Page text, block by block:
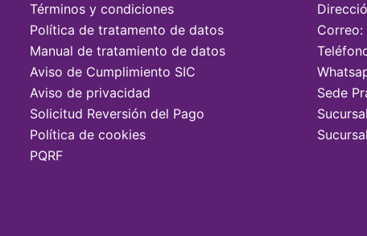
Términos y condiciones
Política de tratamento de datos
Manual de tratamiento de datos
Aviso de Cumplimiento SIC
Aviso de privacidad
Solicitud Reversión del Pago
Política de cookies
PQRF
Sede